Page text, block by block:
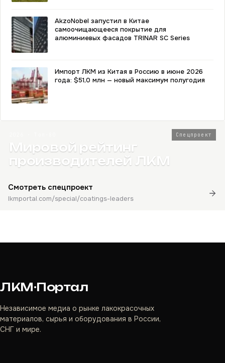
AkzoNobel запустил в Китае
самоочищающееся покрытие для
алюминиевых фасадов TRINAR SC Series
Импорт ЛКМ из Китая в Россию в июне 2026
года: $51,0 млн — новый максимум полугодия
Спецпроект
Мировой рейтинг
производителей ЛКМ
Смотреть спецпроект
lkmportal.com/special/coatings-leaders
ЛКМ·Портал
Независимое медиа о рынке лакокрасочных
материалов, сырья и оборудования в России,
СНГ и мире.